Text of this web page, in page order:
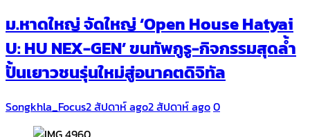
ม.หาดใหญ่ จัดใหญ่ ‘Open House Hatyai
U: HU NEX-GEN’ ขนทัพกูรู-กิจกรรมสุดล้ำ
ปั้นเยาวชนรุ่นใหม่สู่อนาคตดิจิทัล
Songkhla_Focus2 สัปดาห์ ago2 สัปดาห์ ago0